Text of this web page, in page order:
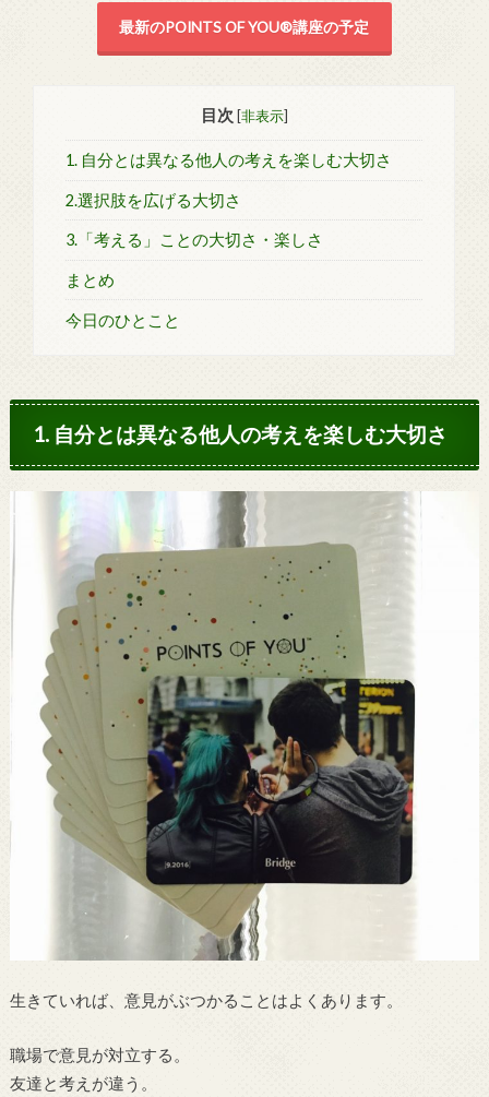
最新のPOINTS OF YOU®講座の予定
目次 [非表示]
1. 自分とは異なる他人の考えを楽しむ大切さ
2.選択肢を広げる大切さ
3.「考える」ことの大切さ・楽しさ
まとめ
今日のひとこと
1. 自分とは異なる他人の考えを楽しむ大切さ
生きていれば、意見がぶつかることはよくあります。
職場で意見が対立する。
友達と考えが違う。